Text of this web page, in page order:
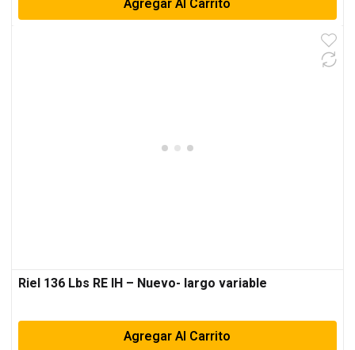
Agregar Al Carrito
Riel 136 Lbs RE IH – Nuevo- largo variable
Agregar Al Carrito